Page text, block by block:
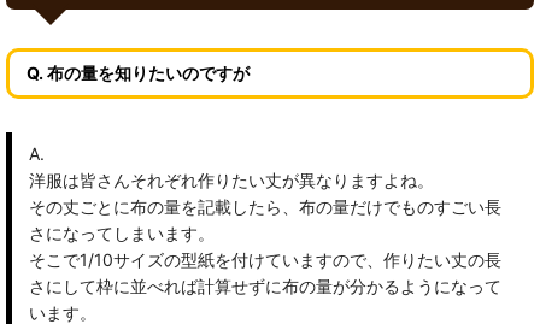
Q. 布の量を知りたいのですが
A.
洋服は皆さんそれぞれ作りたい丈が異なりますよね。
その丈ごとに布の量を記載したら、布の量だけでものすごい長
さになってしまいます。
そこで1/10サイズの型紙を付けていますので、作りたい丈の長
さにして枠に並べれば計算せずに布の量が分かるようになって
います。